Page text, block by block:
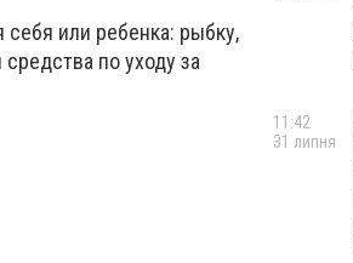
себя или ребенка: рыбку,
по уходу за
11:42
31 липня